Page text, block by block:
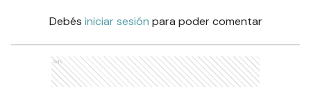
Debés iniciar sesión para poder comentar
Ads